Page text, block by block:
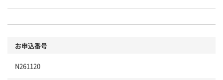
お申込番号
N261120